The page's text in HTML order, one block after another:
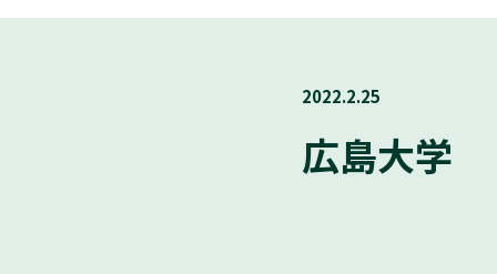
2022.2.25
広島大学